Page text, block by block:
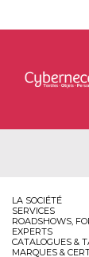
LA SOCIÉTÉ
SERVICES
ROADSHOWS,
EXPERTS
CATALOGUES &
MARQUES &